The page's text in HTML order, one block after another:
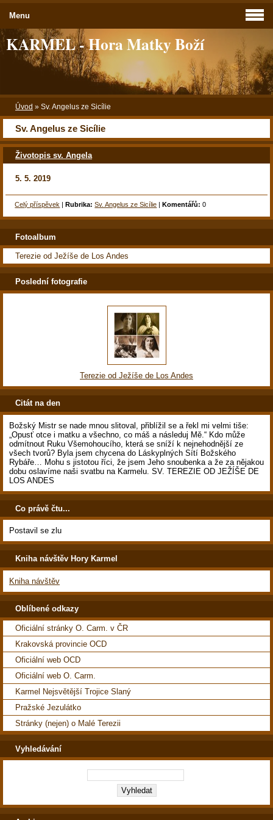
KARMEL - Hora Matky Boží
Úvod » Sv. Angelus ze Sicílie
Sv. Angelus ze Sicílie
Životopis sv. Angela
5. 5. 2019
Celý příspěvek |Rubrika: Sv. Angelus ze Sicílie |Komentářů: 0
Menu
Fotoalbum
Terezie od Ježíše de Los Andes
Poslední fotografie
Terezie od Ježíše de Los Andes
Citát na den
Božský Mistr se nade mnou slitoval, přiblížil se a řekl mi velmi tiše:
„Opusť otce i matku a všechno, co máš a následuj Mě.“ Kdo může
odmítnout Ruku Všemohoucího, která se sníží k nejnehodnější ze
všech tvorů? Byla jsem chycena do Láskyplných Sítí Božského
Rybáře… Mohu s jistotou říci, že jsem Jeho snoubenka a že za nějakou
dobu oslavíme naši svatbu na Karmelu. SV. TEREZIE OD JEŽÍŠE DE
LOS ANDES
Co právě čtu...
Postavil se zlu
Kniha návštěv Hory Karmel
Kniha návštěv
Oblíbené odkazy
Oficiální stránky O. Carm. v ČR
Krakovská provincie OCD
Oficiální web OCD
Oficiální web O. Carm.
Karmel Nejsvětější Trojice Slaný
Pražské Jezulátko
Stránky (nejen) o Malé Terezii
Vyhledávání